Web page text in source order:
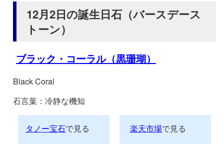
12月2日の誕生日石（バースデース
トーン）
ブラック・コーラル（黒珊瑚）
Black Coral
石言葉：冷静な機知
タノー宝石で見る 楽天市場で見る